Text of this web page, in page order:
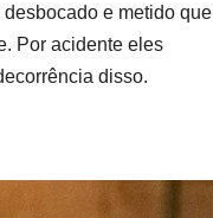
e metido que
Por acidente eles
disso.